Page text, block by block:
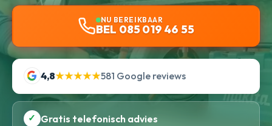
NU BEREIKBAAR
BEL 085 019 46 55
4,8★★★★★581 Google reviews
✓ Gratis telefonisch advies